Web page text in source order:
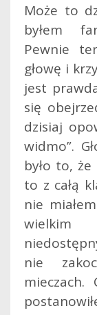
Może to
byłem
Pewnie
głowę i
jest
się
dzisiaj
widmo”.
było to,
to z całą
nie
wielkim
nie
mieczach.